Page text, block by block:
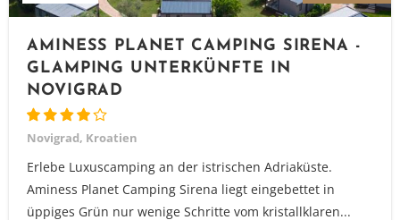
AMINESS PLANET CAMPING SIRENA -
GLAMPING UNTERKÜNFTE IN
NOVIGRAD
Novigrad, Kroatien
Erlebe Luxuscamping an der istrischen Adriaküste.
Aminess Planet Camping Sirena liegt eingebettet in
üppiges Grün nur wenige Schritte vom kristallklaren...